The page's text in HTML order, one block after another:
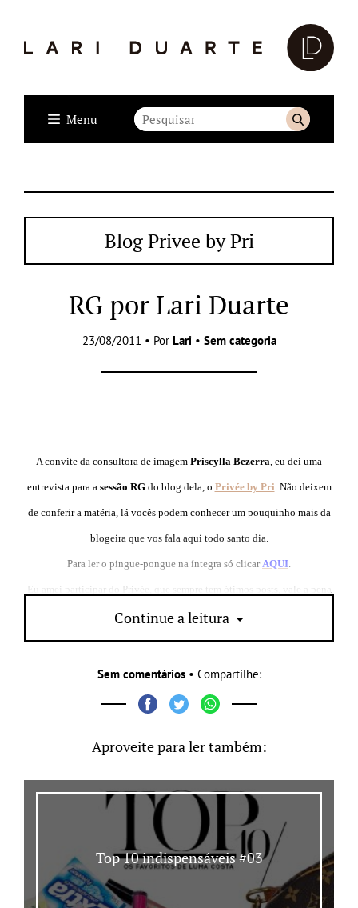
Menu
Blog Privee by Pri
RG por Lari Duarte
23/08/2011 • Por Lari • Sem categoria
A convite da consultora de imagem Priscylla Bezerra , eu dei uma
entrevista para a sessão RGdo blog dela, o Privée by Pri . Não deixem
de conferir a matéria, lá vocês podem conhecer um pouquinho mais da
blogeira que vos fala aqui todo santo dia.
Para ler o pingue-pongue na íntegra só clicar AQUI
Eu amei participar do Privée, que sempre tem ótimos posts, vale a pena
conhecer!
Continue a leitura
Sem comentários• Compartilhe:
Aproveite para ler também:
Top 10 indispensáveis #03